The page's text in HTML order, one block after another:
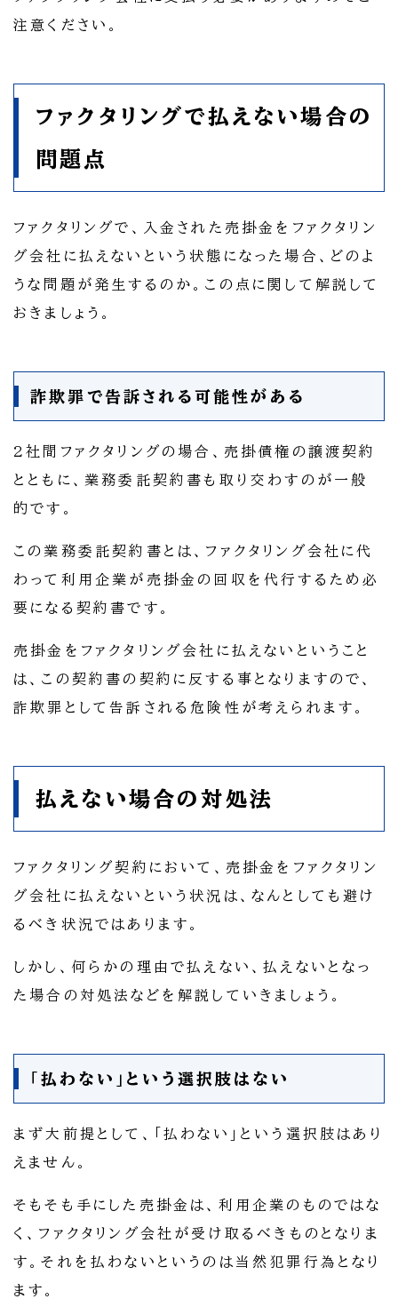
注意ください。
ファクタリングで払えない場合の
問題点
ファクタリングで、入金された売掛金をファクタリン
グ会社に払えないという状態になった場合、どのよ
うな問題が発生するのか。この点に関して解説して
おきましょう。
詐欺罪で告訴される可能性がある
2社間ファクタリングの場合、売掛債権の譲渡契約
とともに、業務委託契約書も取り交わすのが一般
的です。
この業務委託契約書とは、ファクタリング会社に代
わって利用企業が売掛金の回収を代行するため必
要になる契約書です。
売掛金をファクタリング会社に払えないということ
は、この契約書の契約に反する事となりますので、
詐欺罪として告訴される危険性が考えられます。
払えない場合の対処法
ファクタリング契約において、売掛金をファクタリン
グ会社に払えないという状況は、なんとしても避け
るべき状況ではあります。
しかし、何らかの理由で払えない、払えないとなっ
た場合の対処法などを解説していきましょう。
「払わない」という選択肢はない
まず大前提として、「払わない」という選択肢はあり
えません。
そもそも手にした売掛金は、利用企業のものではな
く、ファクタリング会社が受け取るべきものとなりま
す。それを払わないというのは当然犯罪行為となり
ます。